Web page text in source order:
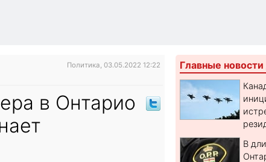
Политика, 03.05.2022 12:22
в Онтарио
Главные новости
В